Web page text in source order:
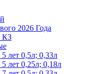
2026 Года
КЗ
лет 0,5л; 0,33л
лет 0,25л; 0,18л